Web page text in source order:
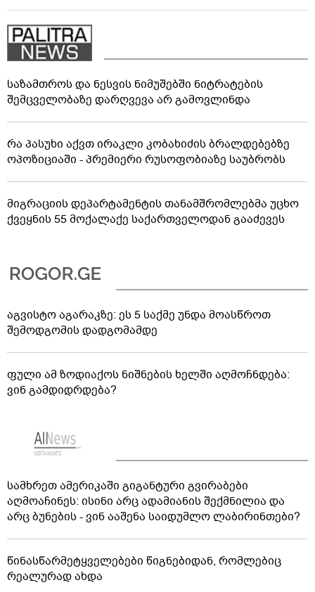
საზამთროს და ნესვის ნიმუშებში ნიტრატების
შემცველობაზე დარღვევა არ გამოვლინდა
რა პასუხი აქვთ ირაკლი კობახიძის ბრალდებებზე
ოპოზიციაში - პრემიერი რუსოფობიაზე საუბრობს
მიგრაციის დეპარტამენტის თანამშრომლებმა უცხო
ქვეყნის 55 მოქალაქე საქართველოდან გააძევეს
აგვისტო აგარაკზე: ეს 5 საქმე უნდა მოასწროთ
შემოდგომის დადგომამდე
ფული ამ ზოდიაქოს ნიშნების ხელში აღმოჩნდება:
ვინ გამდიდრდება?
სამხრეთ ამერიკაში გიგანტური გვირაბები
აღმოაჩინეს: ისინი არც ადამიანის შექმნილია და
არც ბუნების - ვინ ააშენა საიდუმლო ლაბირინთები?
წინასწარმეტყველებები წიგნებიდან, რომლებიც
რეალურად ახდა